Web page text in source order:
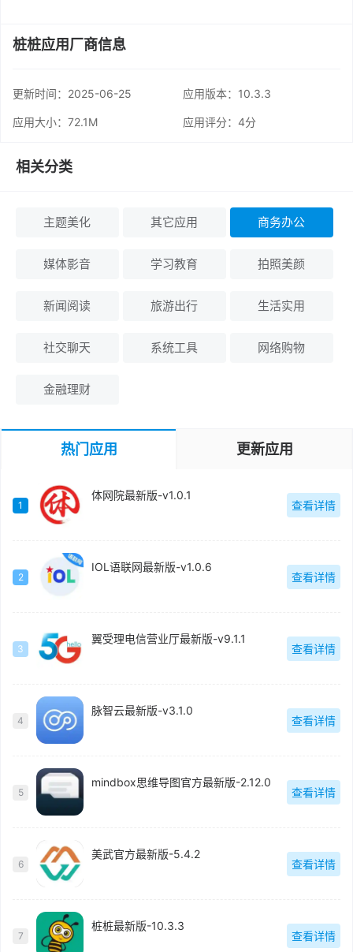
桩桩应用厂商信息
更新时间： 2025-06-25 应用版本：10.3.3
应用大小：72.1M 应用评分： 4分
相关分类
主题美化 其它应用 商务办公
媒体影音 学习教育 拍照美颜
新闻阅读 旅游出行 生活实用
社交聊天 系统工具 网络购物
金融理财
热门应用 更新应用
1
体网院最新版-v1.0.1
查看详情
2
IOL语联网最新版-v1.0.6
查看详情
3
翼受理电信营业厅最新版-v9.1.1
查看详情
4
脉智云最新版-v3.1.0
查看详情
5
mindbox思维导图官方最新版-2.12.0
查看详情
6
美武官方最新版-5.4.2
查看详情
7
桩桩最新版-10.3.3
查看详情